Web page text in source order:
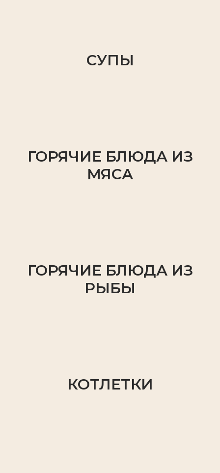
СУПЫ
ГОРЯЧИЕ БЛЮДА ИЗ
МЯСА
ГОРЯЧИЕ БЛЮДА ИЗ
РЫБЫ
КОТЛЕТКИ